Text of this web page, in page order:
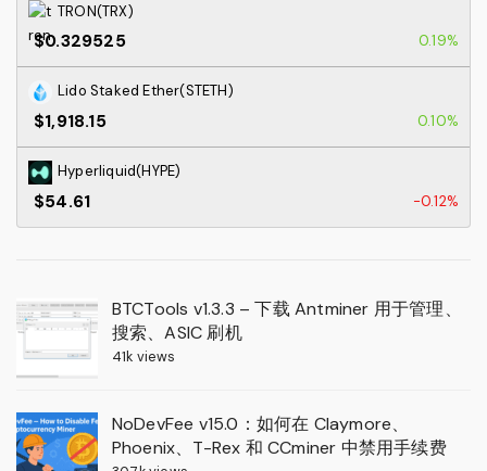
TRON(TRX)
$0.329525 0.19%
Lido Staked Ether(STETH)
$1,918.15 0.10%
Hyperliquid(HYPE)
$54.61 -0.12%
BTCTools v1.3.3 – 下载 Antminer 用于管理、
搜索、ASIC 刷机
41k views
NoDevFee v15.0：如何在 Claymore、
Phoenix、T-Rex 和 CCminer 中禁用手续费